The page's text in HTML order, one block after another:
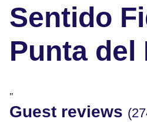
Sentido
Punta del
"
Guest reviews